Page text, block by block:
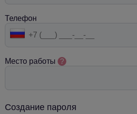
Телефон
Место работы ?
Создание пароля